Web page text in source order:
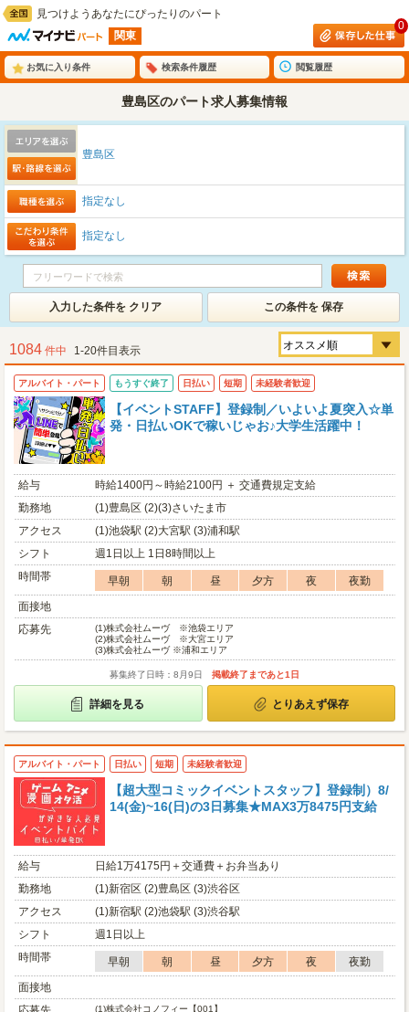
見つけようあなたにぴったりのパート
関東
0
お気に入り条件 検索条件履歴 閲覧履歴
豊島区のパート求人募集情報
豊島区
指定なし
指定なし
入力した条件を クリア この条件を 保存
1084 件中 1-20件目表示
アルバイト・パート もうすぐ終了 日払い 短期 未経験者歓迎
【イベントSTAFF】登録制／いよいよ夏突入☆単
発・日払いOKで稼いじゃお♪大学生活躍中！
給与
時給1400円～時給2100円 ＋ 交通費規定支給
勤務地
(1)豊島区 (2)(3)さいたま市
アクセス
(1)池袋駅 (2)大宮駅 (3)浦和駅
シフト
週1日以上 1日8時間以上
時間帯
早朝 朝 昼 夕方 夜
夜勤
面接地
応募先
(1)株式会社ムーヴ ※池袋エリア
(2)株式会社ムーヴ ※大宮エリア
(3)株式会社ムーヴ ※浦和エリア
募集終了日時：8月9日 掲載終了まであと1日
詳細を見る とりあえず保存
アルバイト・パート 日払い 短期 未経験者歓迎
【超大型コミックイベントスタッフ】登録制）8/
14(金)~16(日)の3日募集★MAX3万8475円支給
給与
日給1万4175円＋交通費＋お弁当あり
勤務地
(1)新宿区 (2)豊島区 (3)渋谷区
アクセス
(1)新宿駅 (2)池袋駅 (3)渋谷駅
シフト
週1日以上
時間帯
早朝 朝 昼 夕方 夜
夜勤
面接地
(1)株式会社コノフィー【001】